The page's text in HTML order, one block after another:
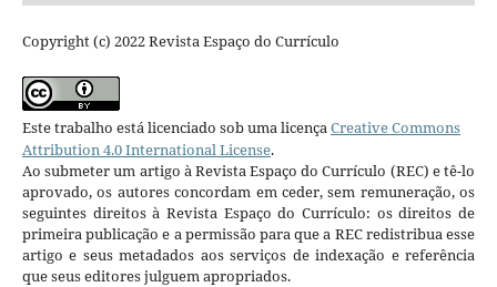
Copyright (c) 2022 Revista Espaço do Currículo
Este trabalho está licenciado sob uma licençaCreative Commons
Attribution 4.0 International License.
Ao submeter um artigo à Revista Espaço do Currículo (REC) e tê-lo
aprovado, os autores concordam em ceder, sem remuneração, os
seguintes direitos à Revista Espaço do Currículo: os direitos de
primeira publicação e a permissão para que a REC redistribua esse
artigo e seus metadados aos serviços de indexação e referência
que seus editores julguem apropriados.